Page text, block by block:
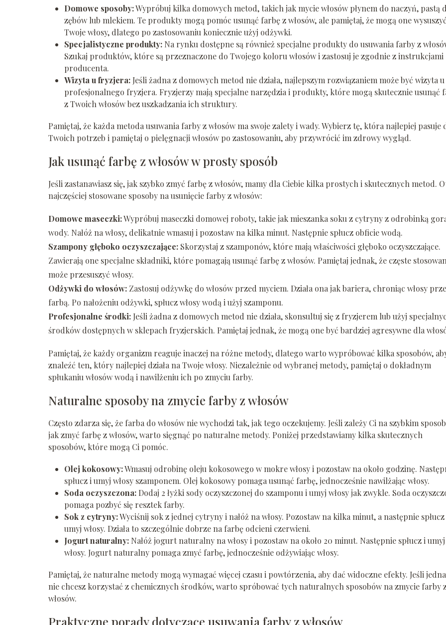
Domowe sposoby:Wypróbuj kilka domowych metod, takich jak mycie włosów płynem do naczyń, pastą
zębów lub mlekiem. Te produkty mogą pomóc usunąć farbę z włosów, ale pamiętaj, że mogą one
Twoje włosy, dlatego po zastosowaniu koniecznie użyj odżywki.
Specjalistyczne produkty: Na rynku dostępne są również specjalne produkty do usuwania farby z
Szukaj produktów, które są przeznaczone do Twojego koloru włosów i zastosuj je zgodnie z instrukcjami
producenta.
Wizyta u fryzjera: Jeśli żadna z domowych metod nie działa, najlepszym rozwiązaniem może być wizyta u
profesjonalnego fryzjera. Fryzjerzy mają specjalne narzędzia i produkty, które mogą skutecznie usunąć
z Twoich włosów bez uszkadzania ich struktury.
Pamiętaj, że każda metoda usuwania farby z włosów ma swoje zalety i wady. Wybierz tę, która najlepiej pasuje
Twoich potrzeb i pamiętaj o pielęgnacji włosów po zastosowaniu, aby przywrócić im zdrowy wygląd.
Jak usunąć farbę z włosów w prosty sposób
Jeśli zastanawiasz się, jak szybko zmyć farbę z włosów, mamy dla Ciebie kilka prostych i skutecznych metod.
najczęściej stosowane sposoby na usunięcie farby z włosów:
Domowe maseczki:Wypróbuj maseczki domowej roboty, takie jak mieszanka soku z cytryny z odrobinką
wody. Nałóż na włosy, delikatnie wmasuj i pozostaw na kilka minut. Następnie spłucz obficie wodą.
Szampony głęboko oczyszczające: Skorzystaj z szamponów, które mają właściwości głęboko oczyszczające.
Zawierają one specjalne składniki, które pomagają usunąć farbę z włosów. Pamiętaj jednak, że częste
może przesuszyć włosy.
Odżywki do włosów: Zastosuj odżywkę do włosów przed myciem. Działa ona jak bariera, chroniąc włosy
farbą. Po nałożeniu odżywki, spłucz włosy wodą i użyj szamponu.
Profesjonalne środki: Jeśli żadna z domowych metod nie działa, skonsultuj się z fryzjerem lub użyj
środków dostępnych w sklepach fryzjerskich. Pamiętaj jednak, że mogą one być bardziej agresywne dla
Pamiętaj, że każdy organizm reaguje inaczej na różne metody, dlatego warto wypróbować kilka sposobów,
znaleźć ten, który najlepiej działa na Twoje włosy. Niezależnie od wybranej metody, pamiętaj o dokładnym
spłukaniu włosów wodą i nawilżeniu ich po zmyciu farby.
Naturalne sposoby na zmycie farby z włosów
Często zdarza się, że farba do włosów nie wychodzi tak, jak tego oczekujemy. Jeśli zależy Ci na szybkim
jak zmyć farbę z włosów, warto sięgnąć po naturalne metody. Poniżej przedstawiamy kilka skutecznych
sposobów, które mogą Ci pomóc.
Olej kokosowy:Wmasuj odrobinę oleju kokosowego w mokre włosy i pozostaw na około godzinę.
spłucz i umyj włosy szamponem. Olej kokosowy pomaga usunąć farbę, jednocześnie nawilżając włosy.
Soda oczyszczona: Dodaj 2 łyżki sody oczyszczonej do szamponu i umyj włosy jak zwykle. Soda
pomaga pozbyć się resztek farby.
Sok z cytryny:Wyciśnij sok z jednej cytryny i nałóż na włosy. Pozostaw na kilka minut, a następnie
umyj włosy. Działa to szczególnie dobrze na farbę odcieni czerwieni.
Jogurt naturalny: Nałóż jogurt naturalny na włosy i pozostaw na około 20 minut. Następnie spłucz i umyj
włosy. Jogurt naturalny pomaga zmyć farbę, jednocześnie odżywiając włosy.
Pamiętaj, że naturalne metody mogą wymagać więcej czasu i powtórzenia, aby dać widoczne efekty. Jeśli
nie chcesz korzystać z chemicznych środków, warto spróbować tych naturalnych sposobów na zmycie farby
włosów.
Praktyczne porady dotyczące usuwania farby z włosów